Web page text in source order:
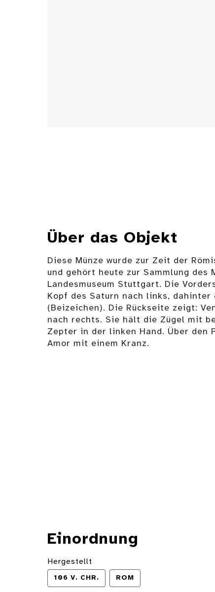
Über das Objekt
Diese Münze wurde zur Zeit der
und gehört heute zur Sammlung des
Landesmuseum Stuttgart. Die
Kopf des Saturn nach links, dahinter
(Beizeichen). Die Rückseite zeigt:
nach rechts. Sie hält die Zügel mit
Zepter in der linken Hand. Über den
Amor mit einem Kranz.
Einordnung
Hergestellt
106 V. CHR. ROM